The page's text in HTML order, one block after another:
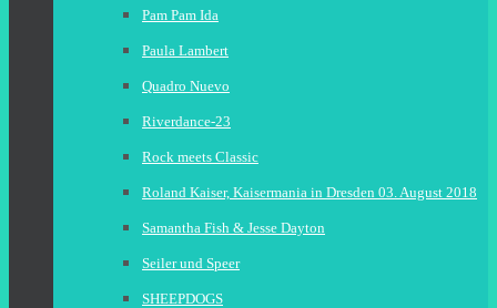
Pam Pam Ida
Paula Lambert
Quadro Nuevo
Riverdance-23
Rock meets Classic
Roland Kaiser, Kaisermania in Dresden 03. August 2018
Samantha Fish & Jesse Dayton
Seiler und Speer
SHEEPDOGS